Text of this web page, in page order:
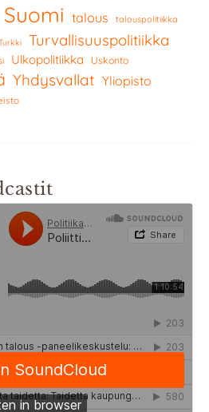
Suomi talous talouspolitiikka
Turvallisuuspolitiikka
Ulkopolitiikka Uskonto
Yhdysvallat Yliopisto